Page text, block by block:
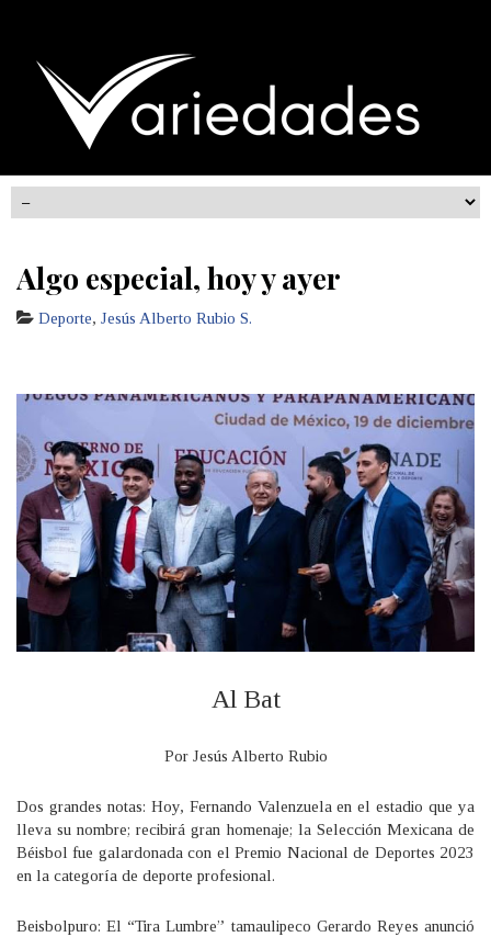
Algo especial, hoy y ayer
Deporte, Jesús Alberto Rubio S.
Al Bat
Por Jesús Alberto Rubio
Dos grandes notas: Hoy, Fernando Valenzuela en el estadio que ya
lleva su nombre; recibirá gran homenaje; la Selección Mexicana de
Béisbol fue galardonada con el Premio Nacional de Deportes 2023
en la categoría de deporte profesional.
Beisbolpuro: El “Tira Lumbre” tamaulipeco Gerardo Reyes anunció